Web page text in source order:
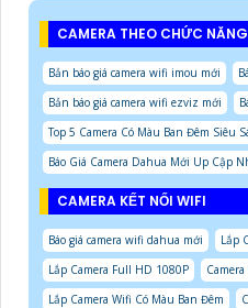
CAMERA THEO CHỨC NĂNG
Bản báo giá camera wifi imou mới
Bản báo giá camera wifi ezviz mới
Top 5 Camera Có Màu Ban Đêm Siêu
Báo Giá Camera Dahua Mới Up Cập
CAMERA KẾT NỐI WIFI
Báo giá camera wifi dahua mới
Lắp
Lắp Camera Full HD 1080P
Lắp Camera Wifi Có Màu Ban Đêm